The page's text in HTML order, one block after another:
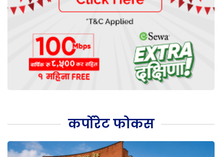
कर्पोरेट फोकस